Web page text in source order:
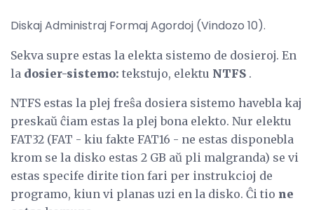
Diskaj Administraj Formaj Agordoj (Vindozo 10).
Sekva supre estas la elekta sistemo de dosieroj. En
la dosier-sistemo: tekstujo, elektu NTFS .
NTFS estas la plej freŝa dosiera sistemo havebla kaj
preskaŭ ĉiam estas la plej bona elekto. Nur elektu
FAT32 (FAT - kiu fakte FAT16 - ne estas disponebla
krom se la disko estas 2 GB aŭ pli malgranda) se vi
estas specife dirite tion fari per instrukcioj de
programo, kiun vi planas uzi en la disko. Ĉi tio ne